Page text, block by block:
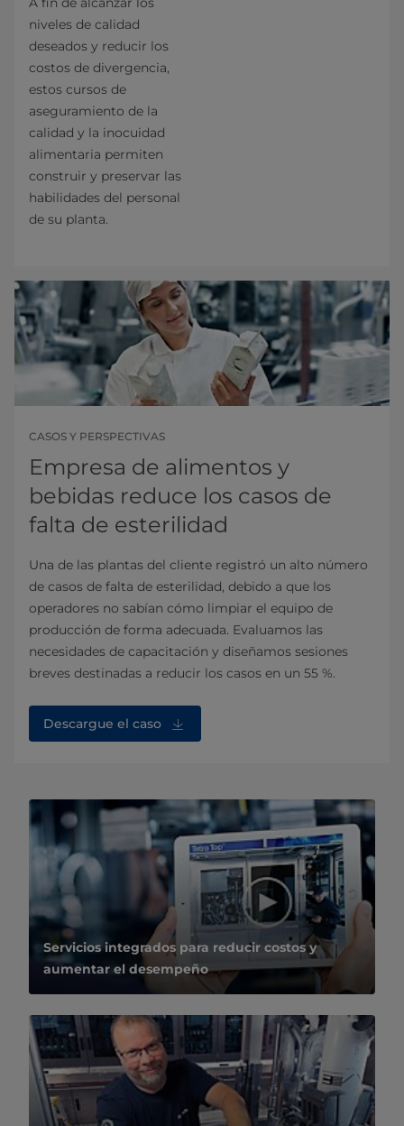
niveles de calidad
deseados y reducir los
costos de divergencia,
estos cursos de
aseguramiento de la
calidad y la inocuidad
alimentaria permiten
construir y preservar las
habilidades del personal
de su planta.
CASOS Y PERSPECTIVAS
Empresa de alimentos y
bebidas reduce los casos de
falta de esterilidad
Una de las plantas del cliente registró un alto número
de casos de falta de esterilidad, debido a que los
operadores no sabían cómo limpiar el equipo de
producción de forma adecuada. Evaluamos las
necesidades de capacitación y diseñamos sesiones
breves destinadas a reducir los casos en un 55 %.
Descargue el caso
Servicios integrados para reducir costos y
aumentar el desempeño